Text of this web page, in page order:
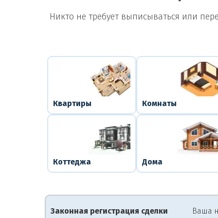
Никто не требует выписываться или
Квартиры Комнаты
Коттеджа Дома
Законная регистрация сделки Ваша